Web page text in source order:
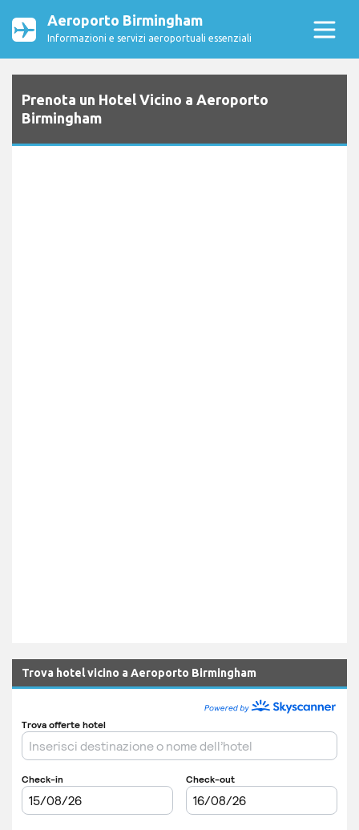
Aeroporto Birmingham
Informazioni e servizi aeroportuali essenziali
Prenota un Hotel Vicino a Aeroporto
Birmingham
Trova hotel vicino a Aeroporto Birmingham